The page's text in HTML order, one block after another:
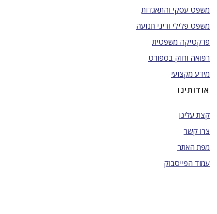
משפט עסקי והתאגדות
משפט פלילי ודיני תנועה
פרקטיקה משפטית
רפואה וחוק בספורט
מידע מקצועי
אודותינו
קצת עלינו
צרו קשר
מפת האתר
עמוד הפייסבוק